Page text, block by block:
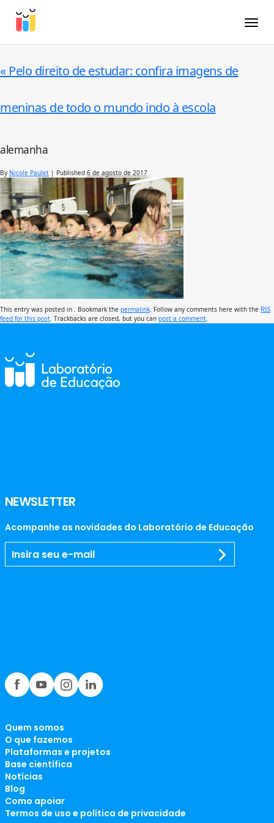
« Pelo direito de estudar: confira imagens de
meninas de todo o mundo indo à escola
alemanha
By Nicole Paulet | Published 6 de agosto de 2017
This entry was posted in . Bookmark the permalink . Follow any comments here with the RSS
feed for this post . Trackbacks are closed, but you can post a comment
NEWSLETTER
Acompanhe as novidades do Laboratório de Educação
Quem somos
O que fazemos
Plataformas e projetos
Base científica
Notícias
Blog
Como apoiar
Termos de uso e política de privacidade